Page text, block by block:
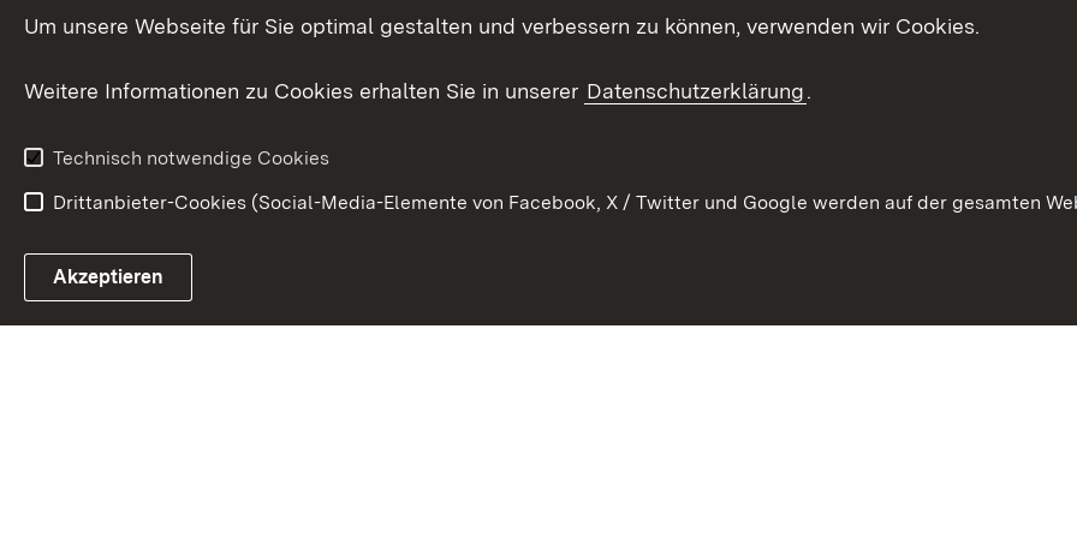
Mediathek
Publikationen
Link zum Landesportal
Um unsere Webseite für Sie optimal gestalten und verbessern zu können, verwenden wir Cookies.
Weitere Informationen zu Cookies erhalten Sie in unserer Datenschutzerklärung.
Technisch notwendige Cookies
Drittanbieter-Cookies (Social-Media-Elemente von Facebook, X / Twitter und Google werden auf der gesamten
Akzeptieren